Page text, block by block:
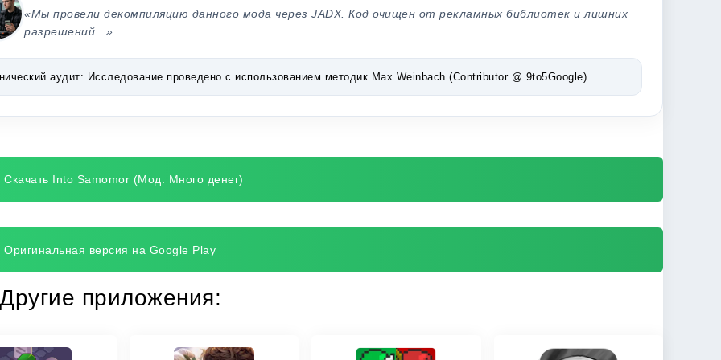
«Мы провели декомпиляцию данного мода через JADX. Код очищен от рекламных библиотек и лишних
разрешений...»
аудит: Исследование проведено с использованием методик Max Weinbach (Contributor @ 9to5Google).
Скачать Into Samomor (Мод: Много денег)
Оригинальная версия на Google Play
Другие приложения: